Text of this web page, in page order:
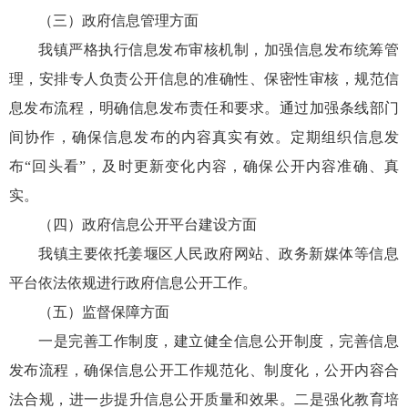
（三）政府信息管理方面
我镇严格执行信息发布审核机制，加强信息发布统筹管
理，安排专人负责公开信息的准确性、保密性审核，规范信
息发布流程，明确信息发布责任和要求。通过加强条线部门
间协作，确保信息发布的内容真实有效。定期组织信息发
布“回头看”，及时更新变化内容，确保公开内容准确、真
实。
（四）政府信息公开平台建设方面
我镇主要依托姜堰区人民政府网站、政务新媒体等信息
平台依法依规进行政府信息公开工作。
（五）监督保障方面
一是完善工作制度，建立健全信息公开制度，完善信息
发布流程，确保信息公开工作规范化、制度化，公开内容合
法合规，进一步提升信息公开质量和效果。二是强化教育培